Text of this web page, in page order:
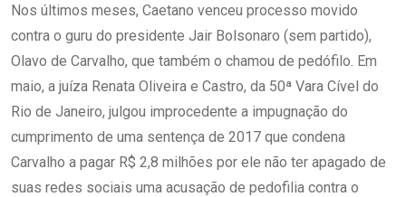
Nos últimos meses, Caetano venceu processo movido
contra o guru do presidente Jair Bolsonaro (sem partido),
Olavo de Carvalho, que também o chamou de pedófilo. Em
maio, a juíza Renata Oliveira e Castro, da 50ª Vara Cível do
Rio de Janeiro, julgou improcedente a impugnação do
cumprimento de uma sentença de 2017 que condena
Carvalho a pagar R$ 2,8 milhões por ele não ter apagado de
suas redes sociais uma acusação de pedofilia contra o